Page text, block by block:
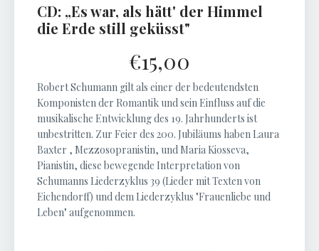
CD: „Es war, als hätt' der Himmel
die Erde still geküsst"
€15,00
Robert Schumann gilt als einer der bedeutendsten
Komponisten der Romantik und sein Einfluss auf die
musikalische Entwicklung des 19. Jahrhunderts ist
unbestritten. Zur Feier des 200. Jubiläums haben Laura
Baxter , Mezzosopranistin, und Maria Kiosseva,
Pianistin, diese bewegende Interpretation von
Schumanns Liederzyklus 39 (Lieder mit Texten von
Eichendorff) und dem Liederzyklus "Frauenliebe und
Leben" aufgenommen.